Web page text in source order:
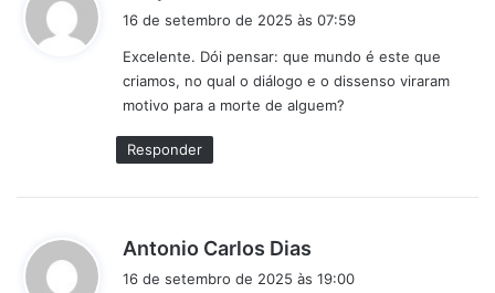
s
e
:
16 de setembro de 2025 às 07:59
Excelente. Dói pensar: que mundo é este que
criamos, no qual o diálogo e o dissenso viraram
motivo para a morte de alguem?
Responder
Antonio Carlos Dias
16 de setembro de 2025 às 19:00